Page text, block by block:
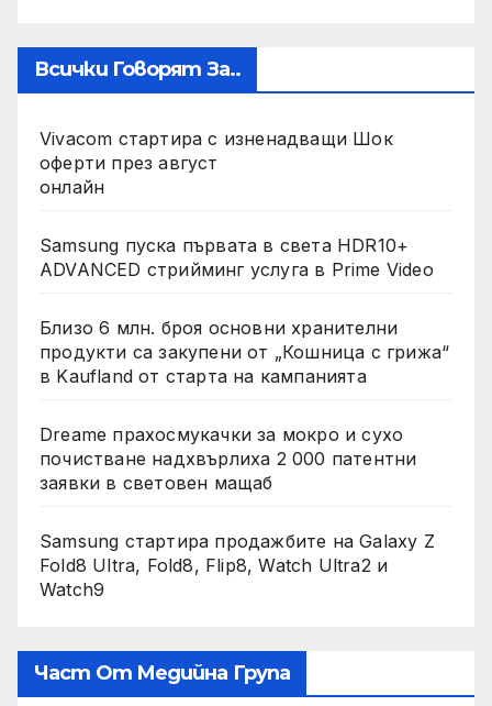
Всички Говорят За..
Vivacom стартира с изненадващи Шок
оферти през август
онлайн
Samsung пуска първата в света HDR10+
ADVANCED стрийминг услуга в Prime Video
Близо 6 млн. броя основни хранителни
продукти са закупени от „Кошница с грижа“
в Kaufland от старта на кампанията
Dreame прахосмукачки за мокро и сухо
почистване надхвърлиха 2 000 патентни
заявки в световен мащаб
Samsung стартира продажбите на Galaxy Z
Fold8 Ultra, Fold8, Flip8, Watch Ultra2 и
Watch9
Част От Медийна Група